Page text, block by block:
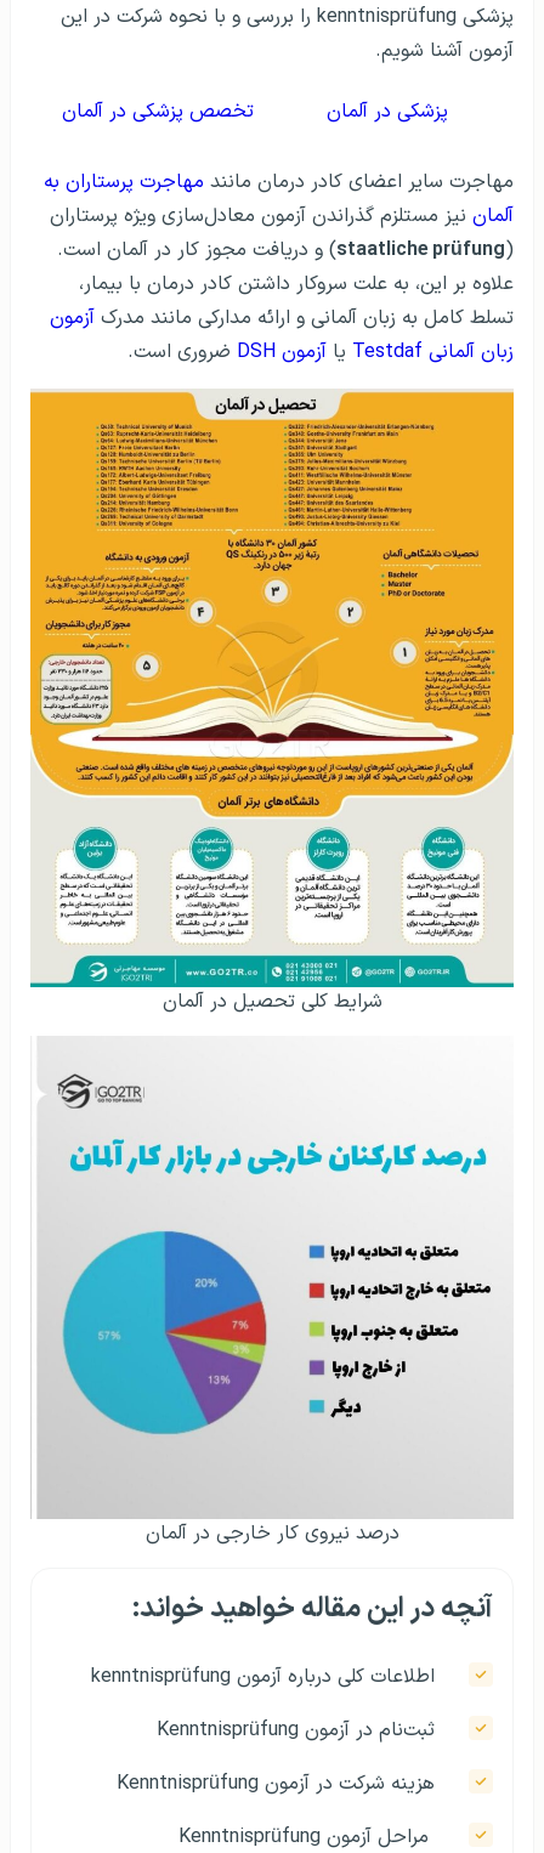
پزشکی kenntnisprüfung را بررسی و با نحوه شرکت در این
آزمون آشنا شویم.
پزشکی در آلمان تخصص پزشکی در آلمان
مهاجرت سایر اعضای کادر درمان مانند مهاجرت پرستاران به
آلمان نیز مستلزم گذراندن آزمون معادل‌سازی ویژه پرستاران
(
staatliche prüfung) و دریافت مجوز کار در آلمان است.
علاوه بر این، به علت سروکار داشتن کادر درمان با بیمار،
تسلط کامل به زبان آلمانی و ارائه مدارکی مانند مدرک آزمون
زبان آلمانی Testdaf
یا آزمون DSH ضروری است.
شرایط کلی تحصیل در آلمان
درصد نیروی کار خارجی در آلمان
آنچه در این مقاله خواهید خواند:
اطلاعات کلی درباره آزمون kenntnisprüfung
ثبت‌نام در آزمون Kenntnisprüfung
هزینه شرکت در آزمون Kenntnisprüfung
مراحل آزمون Kenntnisprüfung